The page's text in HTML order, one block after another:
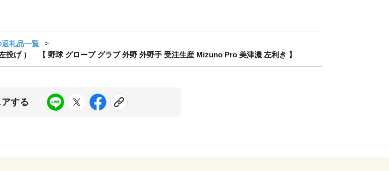
礼品一覧
げ ） 【 野球 グローブ グラブ 外野 外野手 受注生産 Mizuno Pro 美津濃 左利き 】
する